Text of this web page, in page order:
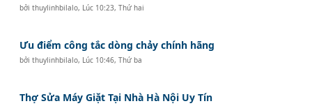
bởithuylinhbilalo, Lúc 10:23, Thứ hai
Ưu điểm công tắc dòng chảy chính hãng
bởithuylinhbilalo, Lúc 10:46, Thứ ba
Thợ Sửa Máy Giặt Tại Nhà Hà Nội Uy Tín